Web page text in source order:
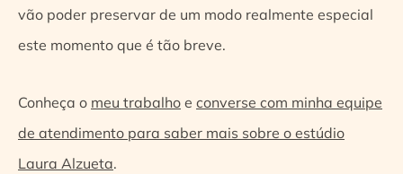
vão poder preservar de um modo realmente especial
este momento que é tão breve.
Conheça o meu trabalho e converse com minha equipe
de atendimento para saber mais sobre o estúdio
Laura Alzueta.